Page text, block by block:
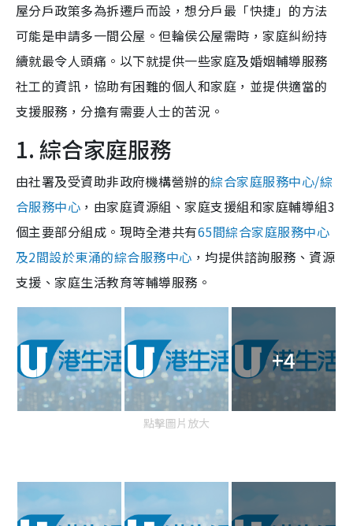
屋分戶政策多為拆遷戶而設，想分戶最「快捷」的方法
可能是申請多一間公屋。但輪侯公屋需時，家庭糾紛持
續就最令人頭痛。以下就提供一些家庭及婚姻輔導服務
社工的資訊，協助有困難的個人和家庭，並提供適當的
支援服務，分擔有需要人士的苦況。
1. 綜合家庭服務
由社署及受資助非政府機構營辦的綜合家庭服務中心/綜
合服務中心 ，由家庭資源組、家庭支援組和家庭輔導組3
個主要部分組成。現時全港共有65間綜合家庭服務中心
及2間設於東涌的綜合服務中心 ，均提供諮詢服務、資源
支援、家庭生活教育等輔導服務。
+4
點擊圖片放大